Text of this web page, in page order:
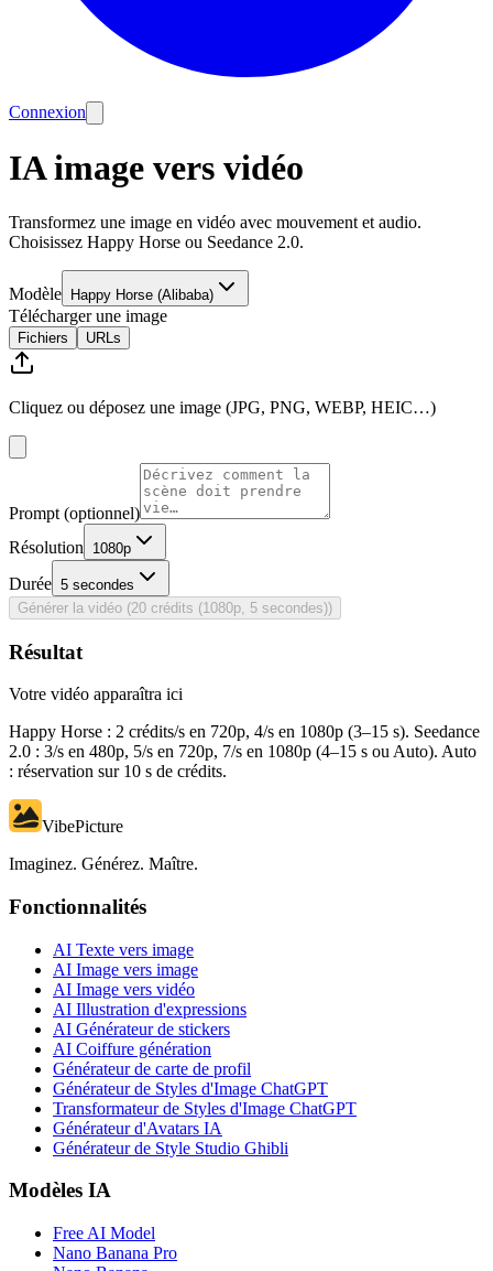
Connexion
IA image vers vidéo
Transformez une image en vidéo avec mouvement et audio.
Choisissez Happy Horse ou Seedance 2.0.
Modèle Happy Horse (Alibaba)
Télécharger une image
Fichiers URLs
Cliquez ou déposez une image (JPG, PNG, WEBP, HEIC…)
Prompt (optionnel)
Résolution
1080p
Durée 5 secondes
Générer la vidéo (20 crédits (1080p, 5 secondes))
Résultat
Votre vidéo apparaîtra ici
Happy Horse : 2 crédits/s en 720p, 4/s en 1080p (3–15 s). Seedance
2.0 : 3/s en 480p, 5/s en 720p, 7/s en 1080p (4–15 s ou Auto). Auto
: réservation sur 10 s de crédits.
VibePicture
Imaginez. Générez. Maître.
Fonctionnalités
AI Texte vers image
AI Image vers image
AI Image vers vidéo
AI Illustration d'expressions
AI Générateur de stickers
AI Coiffure génération
Générateur de carte de profil
Générateur de Styles d'Image ChatGPT
Transformateur de Styles d'Image ChatGPT
Générateur d'Avatars IA
Générateur de Style Studio Ghibli
Modèles IA
Free AI Model
Nano Banana Pro